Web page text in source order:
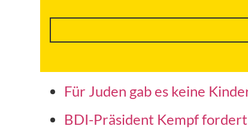
Für Juden gab es keine
BDI-Präsident Kempf